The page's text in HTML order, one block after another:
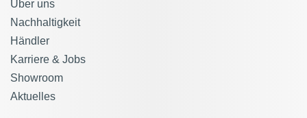
Über uns
Nachhaltigkeit
Händler
Karriere & Jobs
Showroom
Aktuelles